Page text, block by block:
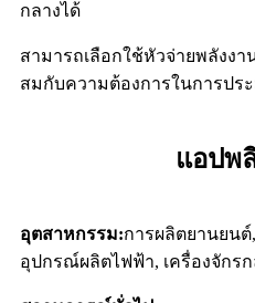
กลางได้
สามารถเลือกใช้หัวจ่ายพลังงา
สมกับความต้องการในการปร
แอปพ
อุตสาหกรรม:การผลิตยานยนต์
อุปกรณ์ผลิตไฟฟ้า, เครื่องจักร